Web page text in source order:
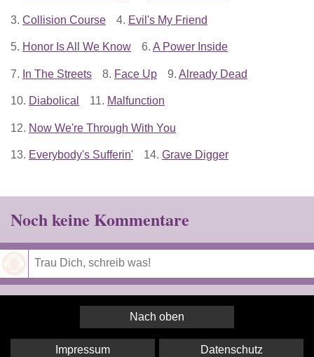
3. Collision Course 4. Evil's My Friend
5. Honor Is All We Know 6. A Power Inside
7. In The Streets 8. Face Up 9. Already Dead
10. Diabolical 11. Malfunction
12. Now We're Through With You
13. Everybody's Sufferin' 14. Grave Digger
Noch keine Kommentare
Nach oben
Impressum Datenschutz